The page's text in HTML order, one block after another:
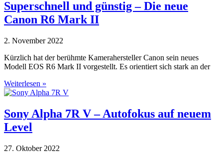
Superschnell und günstig – Die neue
Canon R6 Mark II
2. November 2022
Kürzlich hat der berühmte Kamerahersteller Canon sein neues
Modell EOS R6 Mark II vorgestellt. Es orientiert sich stark an der
Weiterlesen »
Sony Alpha 7R V – Autofokus auf neuem
Level
27. Oktober 2022